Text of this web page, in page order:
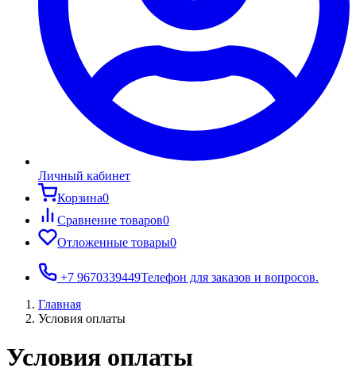
Личный кабинет
Корзина0
Сравнение товаров0
Отложенные товары0
+7 9670339449Телефон для заказов и вопросов.
Главная
Условия оплаты
Условия оплаты